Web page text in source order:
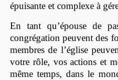
épuisante et complexe à
En tant qu’épouse de
congrégation peuvent des
membres de l’église
votre rôle, vos actions et
même temps, dans le